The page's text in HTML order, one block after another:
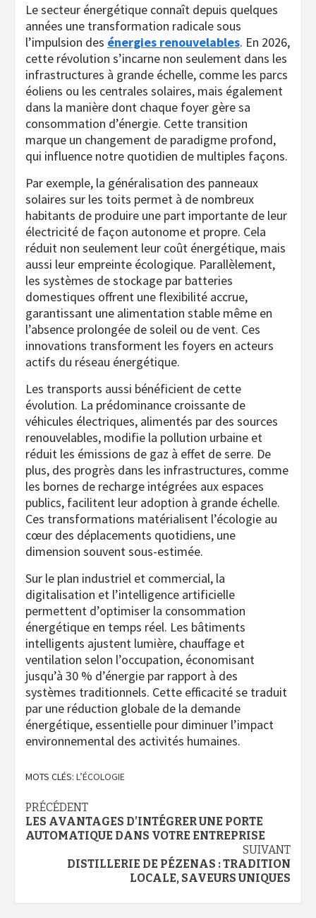
Le secteur énergétique connaît depuis quelques
années une transformation radicale sous
l’impulsion des énergies renouvelables. En 2026,
cette révolution s’incarne non seulement dans les
infrastructures à grande échelle, comme les parcs
éoliens ou les centrales solaires, mais également
dans la manière dont chaque foyer gère sa
consommation d’énergie. Cette transition
marque un changement de paradigme profond,
qui influence notre quotidien de multiples façons.
Par exemple, la généralisation des panneaux
solaires sur les toits permet à de nombreux
habitants de produire une part importante de leur
électricité de façon autonome et propre. Cela
réduit non seulement leur coût énergétique, mais
aussi leur empreinte écologique. Parallèlement,
les systèmes de stockage par batteries
domestiques offrent une flexibilité accrue,
garantissant une alimentation stable même en
l’absence prolongée de soleil ou de vent. Ces
innovations transforment les foyers en acteurs
actifs du réseau énergétique.
Les transports aussi bénéficient de cette
évolution. La prédominance croissante de
véhicules électriques, alimentés par des sources
renouvelables, modifie la pollution urbaine et
réduit les émissions de gaz à effet de serre. De
plus, des progrès dans les infrastructures, comme
les bornes de recharge intégrées aux espaces
publics, facilitent leur adoption à grande échelle.
Ces transformations matérialisent l’écologie au
cœur des déplacements quotidiens, une
dimension souvent sous-estimée.
Sur le plan industriel et commercial, la
digitalisation et l’intelligence artificielle
permettent d’optimiser la consommation
énergétique en temps réel. Les bâtiments
intelligents ajustent lumière, chauffage et
ventilation selon l’occupation, économisant
jusqu’à 30 % d’énergie par rapport à des
systèmes traditionnels. Cette efficacité se traduit
par une réduction globale de la demande
énergétique, essentielle pour diminuer l’impact
environnemental des activités humaines.
MOTS CLÉS: L’ÉCOLOGIE
Navigation
d’article
PRÉCÉDENT
LES AVANTAGES D’INTÉGRER UNE PORTE
AUTOMATIQUE DANS VOTRE ENTREPRISE
SUIVANT
DISTILLERIE DE PÉZENAS : TRADITION
LOCALE, SAVEURS UNIQUES